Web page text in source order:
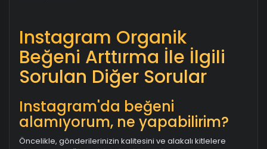
Instagram Organik
Beğeni Arttırma İle İlgili
Sorulan Diğer Sorular
Instagram'da beğeni
alamıyorum, ne yapabilirim?
Öncelikle, gönderilerinizin kalitesini ve alakalı kitlelere